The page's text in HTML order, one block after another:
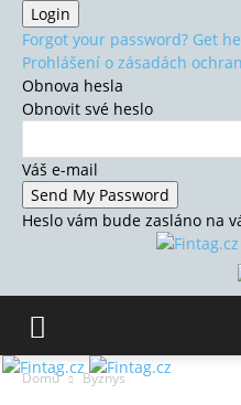
Forgot your password? Get
Prohlášení o zásadách
Obnova hesla
Obnovit své heslo
Váš e-mail
Heslo vám bude zasláno na
Domů Byznys